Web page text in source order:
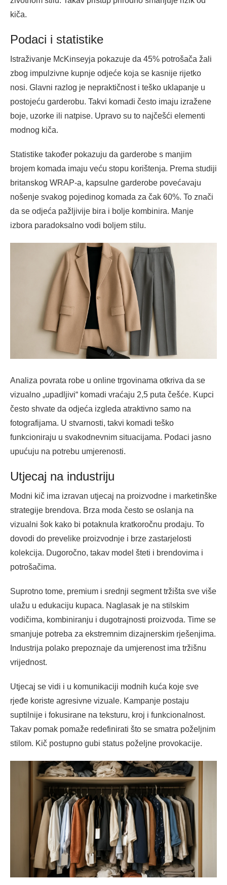
kiča.
Podaci i statistike
Istraživanje McKinseyja pokazuje da 45% potrošača žali
zbog impulzivne kupnje odjeće koja se kasnije rijetko
nosi. Glavni razlog je nepraktičnost i teško uklapanje u
postojeću garderobu. Takvi komadi često imaju izražene
boje, uzorke ili natpise. Upravo su to najčešći elementi
modnog kiča.
Statistike također pokazuju da garderobe s manjim
brojem komada imaju veću stopu korištenja. Prema studiji
britanskog WRAP-a, kapsulne garderobe povećavaju
nošenje svakog pojedinog komada za čak 60%. To znači
da se odjeća pažljivije bira i bolje kombinira. Manje
izbora paradoksalno vodi boljem stilu.
Analiza povrata robe u online trgovinama otkriva da se
vizualno „upadljivi“ komadi vraćaju 2,5 puta češće. Kupci
često shvate da odjeća izgleda atraktivno samo na
fotografijama. U stvarnosti, takvi komadi teško
funkcioniraju u svakodnevnim situacijama. Podaci jasno
upućuju na potrebu umjerenosti.
Utjecaj na industriju
Modni kič ima izravan utjecaj na proizvodne i marketinške
strategije brendova. Brza moda često se oslanja na
vizualni šok kako bi potaknula kratkoročnu prodaju. To
dovodi do prevelike proizvodnje i brze zastarjelosti
kolekcija. Dugoročno, takav model šteti i brendovima i
potrošačima.
Suprotno tome, premium i srednji segment tržišta sve više
ulažu u edukaciju kupaca. Naglasak je na stilskim
vodičima, kombiniranju i dugotrajnosti proizvoda. Time se
smanjuje potreba za ekstremnim dizajnerskim rješenjima.
Industrija polako prepoznaje da umjerenost ima tržišnu
vrijednost.
Utjecaj se vidi i u komunikaciji modnih kuća koje sve
rjeđe koriste agresivne vizuale. Kampanje postaju
suptilnije i fokusirane na teksturu, kroj i funkcionalnost.
Takav pomak pomaže redefinirati što se smatra poželjnim
stilom. Kič postupno gubi status poželjne provokacije.